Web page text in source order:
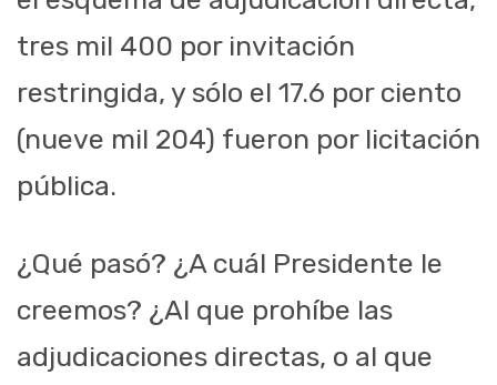
tres mil 400 por invitación
restringida, y sólo el 17.6 por ciento
(nueve mil 204) fueron por licitación
pública.
¿Qué pasó? ¿A cuál Presidente le
creemos? ¿Al que prohíbe las
adjudicaciones directas, o al que